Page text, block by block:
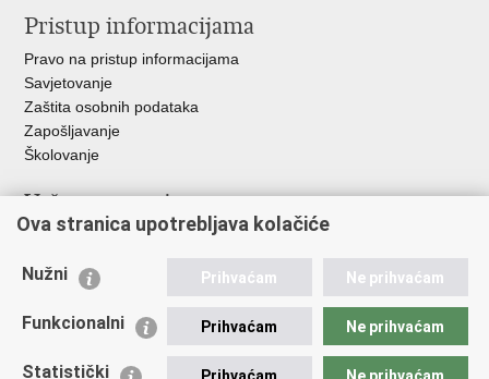
Pristup informacijama
Pravo na pristup informacijama
Savjetovanje
Zaštita osobnih podataka
Zapošljavanje
Školovanje
Važne poveznice
Ministarstvo unutarnjih poslova
Udruge
Policijska akademija
Ova stranica upotrebljava kolačiće
Nužni Prihvaćam Ne prihvaćam
Funkcionalni Prihvaćam Ne prihvaćam
Statistički Prihvaćam Ne prihvaćam